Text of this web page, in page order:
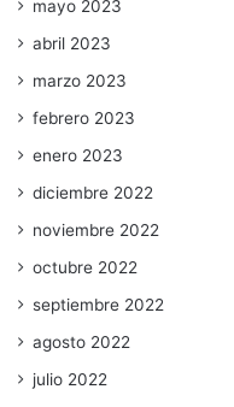
mayo 2023
abril 2023
marzo 2023
febrero 2023
enero 2023
diciembre 2022
noviembre 2022
octubre 2022
septiembre 2022
agosto 2022
julio 2022